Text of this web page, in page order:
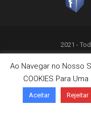
2021 -
Livro
Ao Navegar no Nosso
COOKIES Para
Aceitar Rejeitar